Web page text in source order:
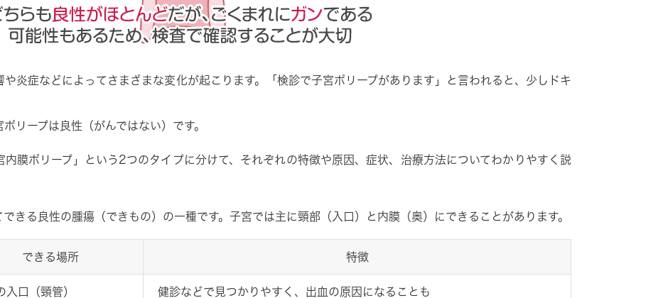
炎症などによってさまざまな変化が起こります。「検診で子宮ポリープがあります」と言われると、少しドキ
ポリープは 良性（がんではない） です。
膜ポリープ」
という2つのタイプに分けて、それぞれの特徴や原因、症状、治療方法についてわかりやすく説
できる 良性の腫瘍（できもの） の一種です。子宮では主に頸部（入口） と 内膜（奥） にできることがあります。
できる場所 特徴
入口（頸管） 健診などで見つかりやすく、出血の原因になることも